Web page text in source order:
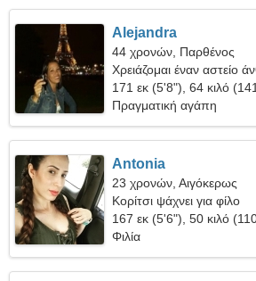
Alejandra
44 χρονών, Παρθένος
Χρειάζομαι έναν αστείο
171 εκ (5'8"), 64 κιλό
Πραγματική αγάπη
Antonia
23 χρονών, Αιγόκερως
Κορίτσι ψάχνει για φίλο
167 εκ (5'6"), 50 κιλό
Φιλία